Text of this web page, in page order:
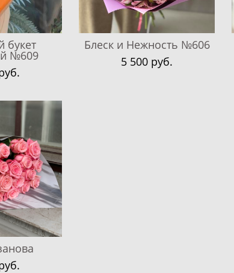
букет
№609
Блеск и Нежность №606
5 500 pуб.